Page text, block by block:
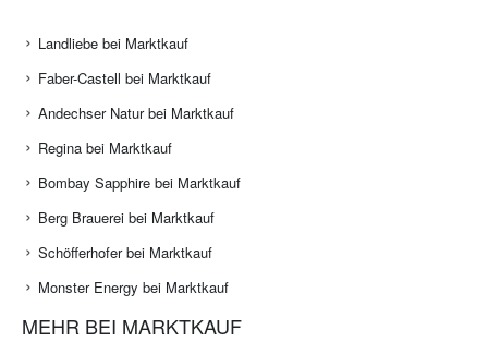
Landliebe bei Marktkauf
Faber-Castell bei Marktkauf
Andechser Natur bei Marktkauf
Regina bei Marktkauf
Bombay Sapphire bei Marktkauf
Berg Brauerei bei Marktkauf
Schöfferhofer bei Marktkauf
Monster Energy bei Marktkauf
MEHR BEI MARKTKAUF